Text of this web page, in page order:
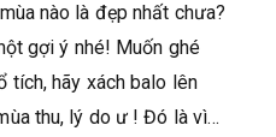
nào là đẹp nhất chưa?
gợi ý nhé! Muốn ghé
tích, hãy xách balo lên
thu, lý do ư ! Đó là vì…